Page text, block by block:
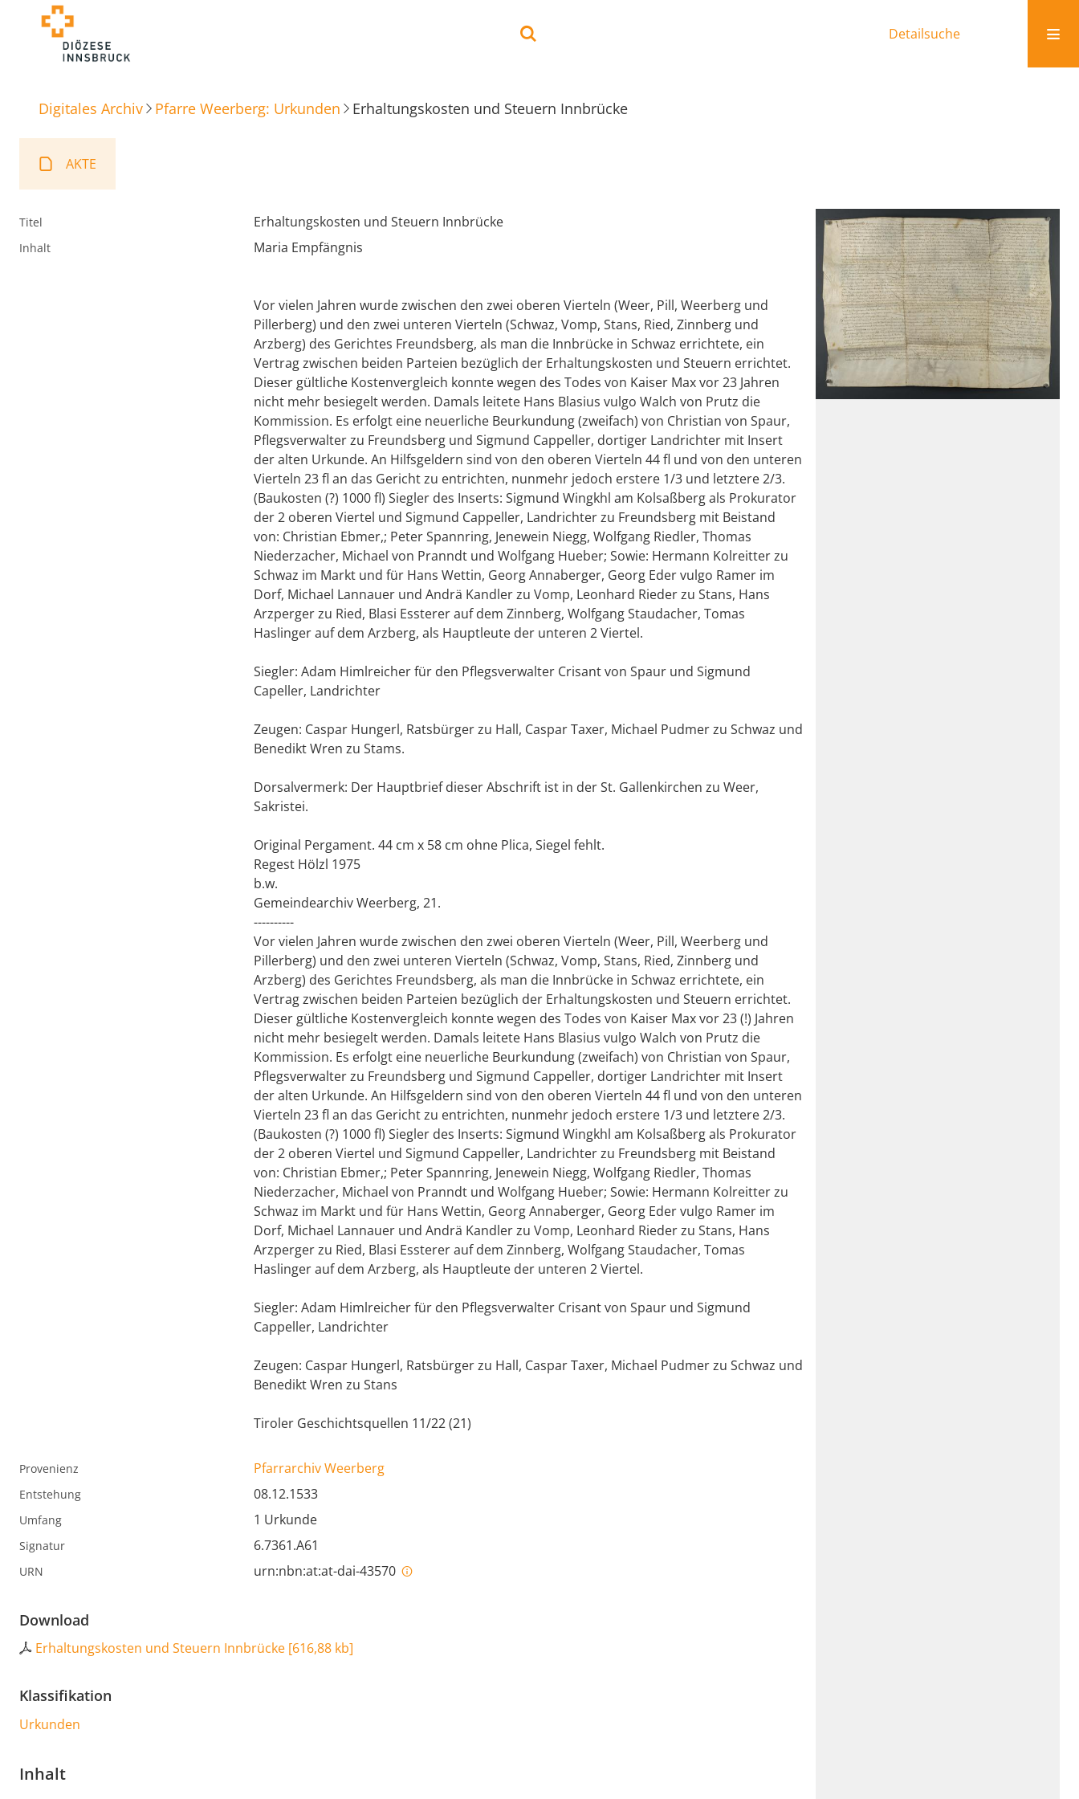
Detailsuche
Digitales Archiv Pfarre Weerberg: Urkunden Erhaltungskosten und Steuern Innbrücke
AKTE
Titel Erhaltungskosten und Steuern Innbrücke
Inhalt Maria Empfängnis
Vor vielen Jahren wurde zwischen den zwei oberen Vierteln (Weer, Pill, Weerberg und
Pillerberg) und den zwei unteren Vierteln (Schwaz, Vomp, Stans, Ried, Zinnberg und
Arzberg) des Gerichtes Freundsberg, als man die Innbrücke in Schwaz errichtete, ein
Vertrag zwischen beiden Parteien bezüglich der Erhaltungskosten und Steuern errichtet.
Dieser gültliche Kostenvergleich konnte wegen des Todes von Kaiser Max vor 23 Jahren
nicht mehr besiegelt werden. Damals leitete Hans Blasius vulgo Walch von Prutz die
Kommission. Es erfolgt eine neuerliche Beurkundung (zweifach) von Christian von Spaur,
Pflegsverwalter zu Freundsberg und Sigmund Cappeller, dortiger Landrichter mit Insert
der alten Urkunde. An Hilfsgeldern sind von den oberen Vierteln 44 fl und von den unteren
Vierteln 23 fl an das Gericht zu entrichten, nunmehr jedoch erstere 1/3 und letztere 2/3.
(Baukosten (?) 1000 fl) Siegler des Inserts: Sigmund Wingkhl am Kolsaßberg als Prokurator
der 2 oberen Viertel und Sigmund Cappeller, Landrichter zu Freundsberg mit Beistand
von: Christian Ebmer,; Peter Spannring, Jenewein Niegg, Wolfgang Riedler, Thomas
Niederzacher, Michael von Pranndt und Wolfgang Hueber; Sowie: Hermann Kolreitter zu
Schwaz im Markt und für Hans Wettin, Georg Annaberger, Georg Eder vulgo Ramer im
Dorf, Michael Lannauer und Andrä Kandler zu Vomp, Leonhard Rieder zu Stans, Hans
Arzperger zu Ried, Blasi Essterer auf dem Zinnberg, Wolfgang Staudacher, Tomas
Haslinger auf dem Arzberg, als Hauptleute der unteren 2 Viertel.
Siegler: Adam Himlreicher für den Pflegsverwalter Crisant von Spaur und Sigmund
Capeller, Landrichter
Zeugen: Caspar Hungerl, Ratsbürger zu Hall, Caspar Taxer, Michael Pudmer zu Schwaz und
Benedikt Wren zu Stams.
Dorsalvermerk: Der Hauptbrief dieser Abschrift ist in der St. Gallenkirchen zu Weer,
Sakristei.
Original Pergament. 44 cm x 58 cm ohne Plica, Siegel fehlt.
Regest Hölzl 1975
b.w.
Gemeindearchiv Weerberg, 21.
----------
Vor vielen Jahren wurde zwischen den zwei oberen Vierteln (Weer, Pill, Weerberg und
Pillerberg) und den zwei unteren Vierteln (Schwaz, Vomp, Stans, Ried, Zinnberg und
Arzberg) des Gerichtes Freundsberg, als man die Innbrücke in Schwaz errichtete, ein
Vertrag zwischen beiden Parteien bezüglich der Erhaltungskosten und Steuern errichtet.
Dieser gültliche Kostenvergleich konnte wegen des Todes von Kaiser Max vor 23 (!) Jahren
nicht mehr besiegelt werden. Damals leitete Hans Blasius vulgo Walch von Prutz die
Kommission. Es erfolgt eine neuerliche Beurkundung (zweifach) von Christian von Spaur,
Pflegsverwalter zu Freundsberg und Sigmund Cappeller, dortiger Landrichter mit Insert
der alten Urkunde. An Hilfsgeldern sind von den oberen Vierteln 44 fl und von den unteren
Vierteln 23 fl an das Gericht zu entrichten, nunmehr jedoch erstere 1/3 und letztere 2/3.
(Baukosten (?) 1000 fl) Siegler des Inserts: Sigmund Wingkhl am Kolsaßberg als Prokurator
der 2 oberen Viertel und Sigmund Cappeller, Landrichter zu Freundsberg mit Beistand
von: Christian Ebmer,; Peter Spannring, Jenewein Niegg, Wolfgang Riedler, Thomas
Niederzacher, Michael von Pranndt und Wolfgang Hueber; Sowie: Hermann Kolreitter zu
Schwaz im Markt und für Hans Wettin, Georg Annaberger, Georg Eder vulgo Ramer im
Dorf, Michael Lannauer und Andrä Kandler zu Vomp, Leonhard Rieder zu Stans, Hans
Arzperger zu Ried, Blasi Essterer auf dem Zinnberg, Wolfgang Staudacher, Tomas
Haslinger auf dem Arzberg, als Hauptleute der unteren 2 Viertel.
Siegler: Adam Himlreicher für den Pflegsverwalter Crisant von Spaur und Sigmund
Cappeller, Landrichter
Zeugen: Caspar Hungerl, Ratsbürger zu Hall, Caspar Taxer, Michael Pudmer zu Schwaz und
Benedikt Wren zu Stans
Tiroler Geschichtsquellen 11/22 (21)
Provenienz Pfarrarchiv Weerberg
Entstehung 08.12.1533
Umfang 1 Urkunde
Signatur 6.7361.A61
URN urn:nbn:at:at-dai-43570
Download
Erhaltungskosten und Steuern Innbrücke [616,88 kb]
Klassifikation
Urkunden
Inhalt